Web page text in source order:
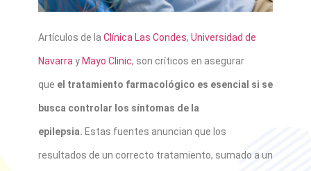
Artículos de la Clínica Las Condes, Universidad de
Navarray Mayo Clinic, son críticos en asegurar
que el tratamiento farmacológico es esencial si se
busca controlar los síntomas de la
epilepsia. Estas fuentes anuncian que los
resultados de un correcto tratamiento, sumado a un